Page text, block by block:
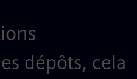
dépôts, cela